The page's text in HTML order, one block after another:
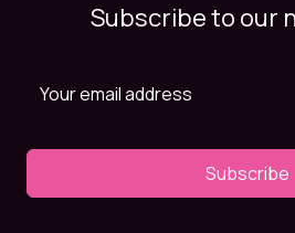
Subscribe to our
Subscribe